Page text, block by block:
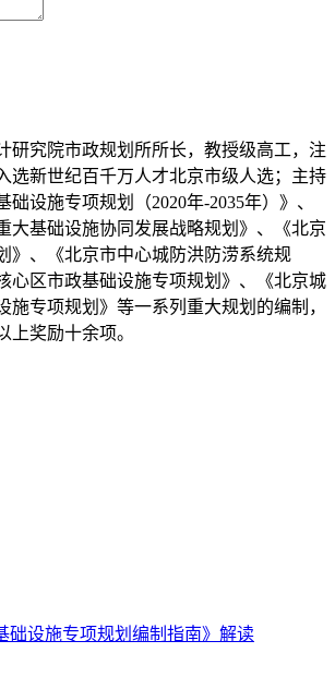
研究院市政规划所所长，教授级高工，注
选新世纪百千万人才北京市级人选；主持
设施专项规划（2020年-2035年）》、
大基础设施协同发展战略规划》、《北京
》、《北京市中心城防洪防涝系统规
心区市政基础设施专项规划》、《北京城
施专项规划》等一系列重大规划的编制，
上奖励十余项。
础设施专项规划编制指南》解读